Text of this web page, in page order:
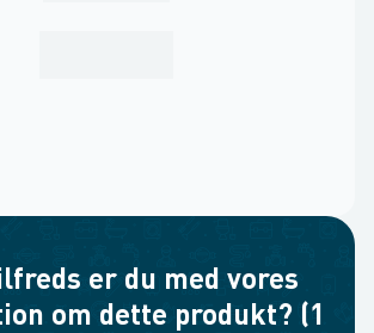
er du med vores
om dette produkt? (1